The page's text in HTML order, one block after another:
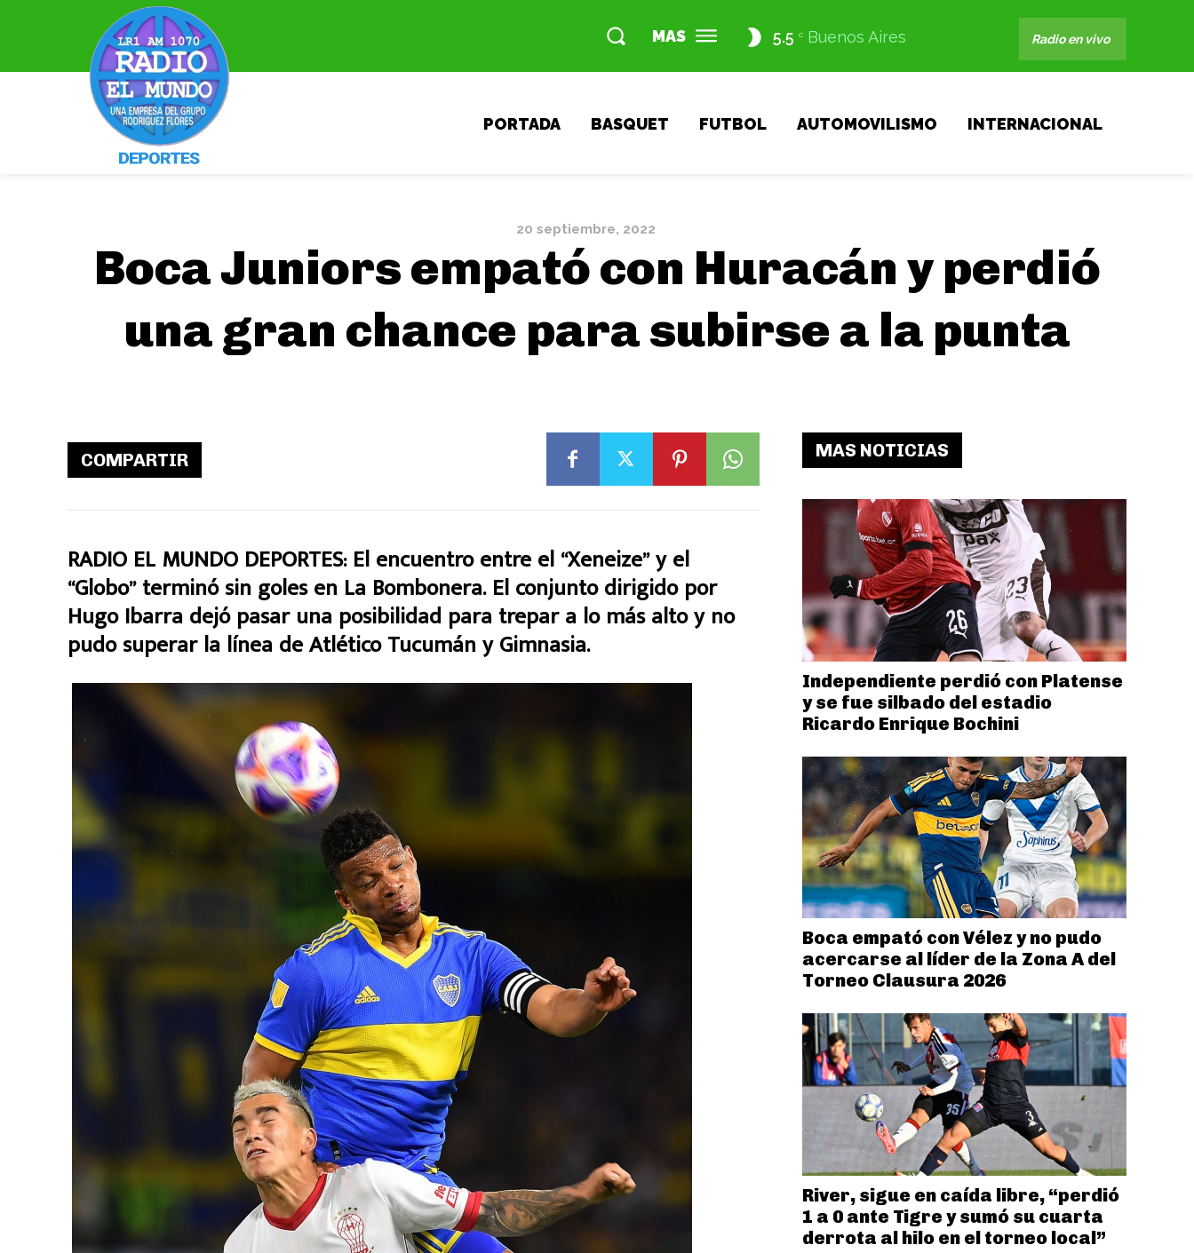
MAS 5.5 C Buenos Aires Radio en vivo
PORTADA BASQUET FUTBOL AUTOMOVILISMO INTERNACIONAL
20 septiembre, 2022
Boca Juniors empató con Huracán y perdió
una gran chance para subirse a la punta
COMPARTIR
RADIO EL MUNDO DEPORTES: El encuentro entre el “Xeneize” y el
“Globo” terminó sin goles en La Bombonera. El conjunto dirigido por
Hugo Ibarra dejó pasar una posibilidad para trepar a lo más alto y no
pudo superar la línea de Atlético Tucumán y Gimnasia.
MAS NOTICIAS
Independiente perdió con Platense
y se fue silbado del estadio
Ricardo Enrique Bochini
Boca empató con Vélez y no pudo
acercarse al líder de la Zona A del
Torneo Clausura 2026
River, sigue en caída libre, “perdió
1 a 0 ante Tigre y sumó su cuarta
derrota al hilo en el torneo local”